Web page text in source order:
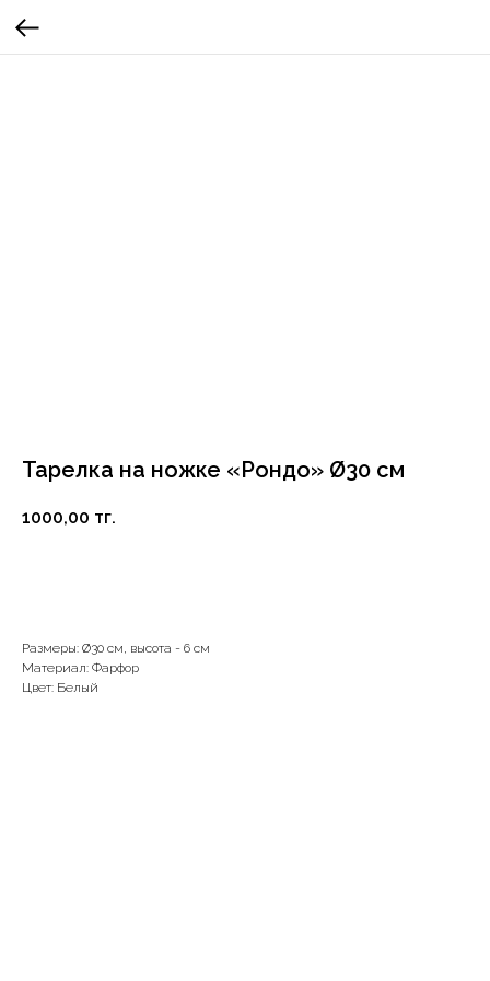
Тарелка на ножке «Рондо» Ø30 см
1000,00 тг.
Размеры: Ø30 см, высота - 6 см
Материал: Фарфор
Цвет: Белый